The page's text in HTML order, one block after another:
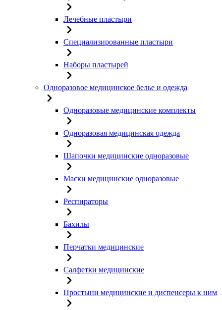
Лечебные пластыри
Специализированные пластыри
Наборы пластырей
Одноразовое медицинское белье и одежда
Одноразовые медицинские комплекты
Одноразовая медицинская одежда
Шапочки медицинские одноразовые
Маски медицинские одноразовые
Респираторы
Бахилы
Перчатки медицинские
Салфетки медицинские
Простыни медицинские и диспенсеры к ним